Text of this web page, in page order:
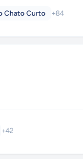
Chato Curto +84
+42